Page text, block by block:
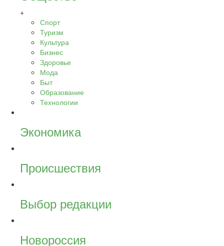
+
Спорт
Туризм
Культура
Бизнес
Здоровье
Мода
Быт
Образование
Технологии
Экономика
Происшествия
Выбор редакции
Новороссия